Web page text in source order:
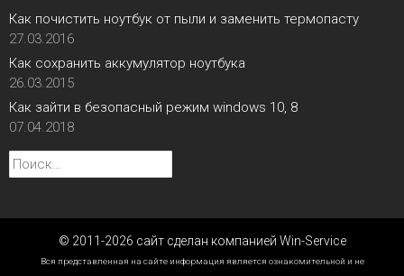
Как почистить ноутбук от пыли и заменить термопасту
27.03.2016
Как сохранить аккумулятор ноутбука
26.03.2015
Как зайти в безопасный режим windows 10, 8
07.04.2018
Найти:
© 2011-2026 сайт сделан компанией Win-Service
Вся представленная на сайте информация является ознакомительной и не